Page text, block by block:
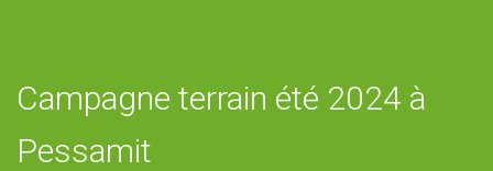
Campagne terrain été 2024 à
Pessamit